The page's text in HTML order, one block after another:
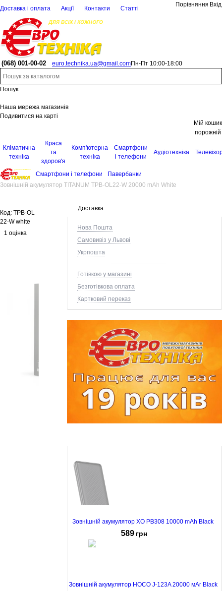
Доставка і оплата Акції Контакти Статті
Порівняння Вхід
(068) 001-00-02 euro.technika.ua@gmail.comПн-Пт 10:00-18:00
Пошук
Наша мережа магазинів
Подивитися на карті
Мій кошик
порожній
Кліматична
техніка
Краса
та
здоров'я
Комп'ютерна
техніка
Смартфони
і телефони
Аудіотехніка
Смартфони і телефони
Павербанки
Зовнішній акумулятор TITANUM TPB-OL22-W 20000 mAh White
Доставка
Нова Пошта
Самовивіз у Львові
Укрпошта
Готівкою у магазині
Безготівкова оплата
Картковий переказ
Зовнішній акумулятор XO PB308 10000 mAh Black
589 грн
Зовнішній акумулятор HOCO J-123A 20000 мАг Black
Код: TPB-OL
22-W white
1 оцінка